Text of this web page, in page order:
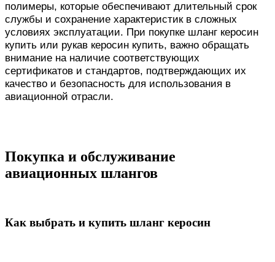
полимеры, которые обеспечивают длительный срок
службы и сохранение характеристик в сложных
условиях эксплуатации. При покупке шланг керосин
купить или рукав керосин купить, важно обращать
внимание на наличие соответствующих
сертификатов и стандартов, подтверждающих их
качество и безопасность для использования в
авиационной отрасли.
Покупка и обслуживание
авиационных шлангов
Как выбрать и купить шланг керосин